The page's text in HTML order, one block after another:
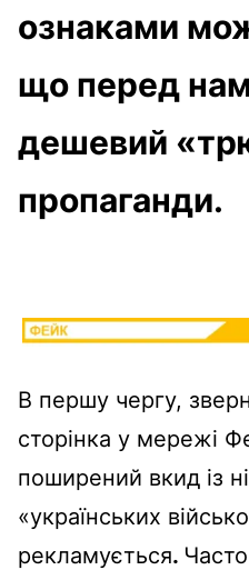
ознаками
що перед
дешевий
пропаганди.
В першу чергу,
сторінка у мережі
поширений вкид із
«українських
рекламується.